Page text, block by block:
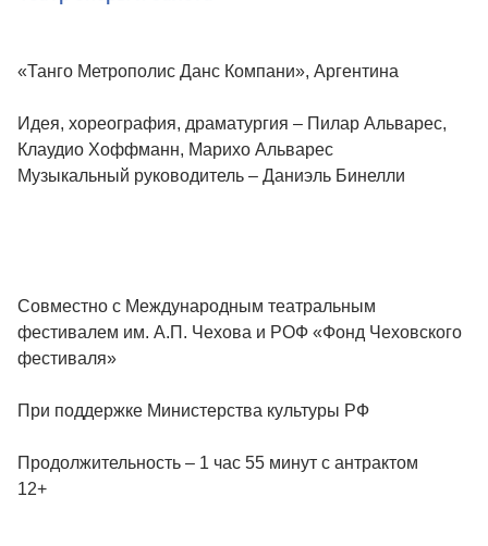
«Танго Метрополис Данс Компани», Аргентина
Идея, хореография, драматургия – Пилар Альварес,
Клаудио Хоффманн, Марихо Альварес
Музыкальный руководитель – Даниэль Бинелли
Совместно с Международным театральным
фестивалем им. А.П. Чехова и РОФ «Фонд Чеховского
фестиваля»
При поддержке Министерства культуры РФ
Продолжительность – 1 час 55 минут с антрактом
12+